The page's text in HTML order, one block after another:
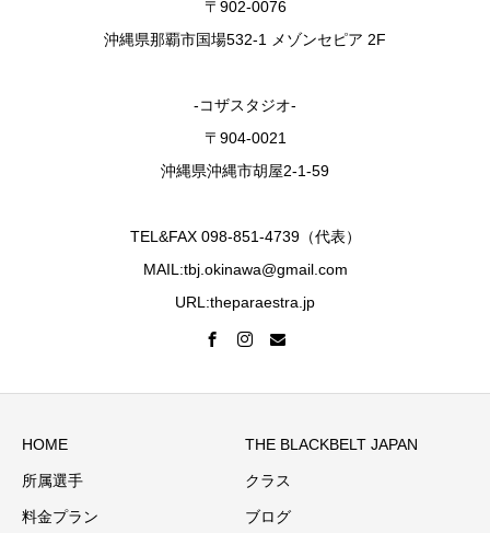
〒902-0076
沖縄県那覇市国場532-1 メゾンセピア 2F
-コザスタジオ-
〒904-0021
沖縄県沖縄市胡屋2-1-59
TEL&FAX 098-851-4739（代表）
MAIL:tbj.okinawa@gmail.com
URL:theparaestra.jp
HOME THE BLACKBELT JAPAN
所属選手 クラス
料金プラン ブログ